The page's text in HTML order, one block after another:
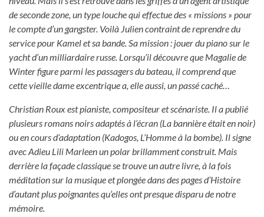
de seconde zone, un type louche qui effectue des « missions » pour
le compte d’un gangster. Voilà Julien contraint de reprendre du
service pour Kamel et sa bande. Sa mission : jouer du piano sur le
yacht d’un milliardaire russe. Lorsqu’il découvre que Magalie de
Winter figure parmi les passagers du bateau, il comprend que
cette vieille dame excentrique a, elle aussi, un passé caché…
Christian Roux est pianiste, compositeur et scénariste. Il a publié
plusieurs romans noirs adaptés à l’écran (La bannière était en noir)
ou en cours d’adaptation (Kadogos, L’Homme à la bombe). Il signe
avec Adieu Lili Marleen un polar brillamment construit. Mais
derrière la façade classique se trouve un autre livre, à la fois
méditation sur la musique et plongée dans des pages d’Histoire
d’autant plus poignantes qu’elles ont presque disparu de notre
mémoire.